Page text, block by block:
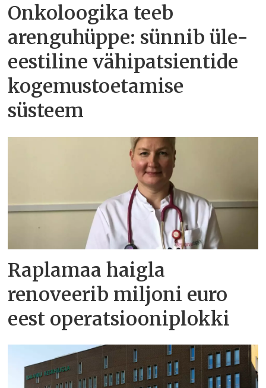
Onkoloogika teeb
arenguhüppe: sünnib üle-
eestiline vähipatsientide
kogemustoetamise
süsteem
Raplamaa haigla
renoveerib miljoni euro
eest operatsiooniplokki